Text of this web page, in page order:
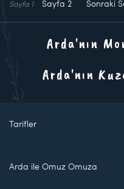
Sayfa 1 Sayfa 2 Sonraki
Arda'nın
Arda'nın
Tarifler
Arda ile Omuz Omuza